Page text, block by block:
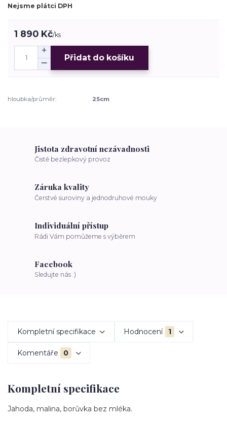
Nejsme plátci DPH
1 890 Kč/ks
Přidat do košíku
hloubka/průměr: 25cm
Jistota zdravotní nezávadnosti
Čistě bezlepkový provoz
Záruka kvality
Čerstvé suroviny a jednodruhové mouky
Individuální přístup
Rádi Vám pomůžeme s výběrem
Facebook
Sledujte nás :)
Kompletní specifikace Hodnocení 1
Komentáře 0
Kompletní specifikace
Jahoda, malina, borůvka bez mléka.